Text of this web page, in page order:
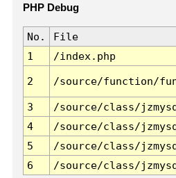
PHP Debug
No. File
1
/index.php
2 /source/function/
3 /source/class/
4
/source/class/
5
/source/class/
6
/source/class/